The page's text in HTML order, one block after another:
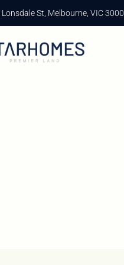
Lonsdale St, Melbourne, VIC 3000